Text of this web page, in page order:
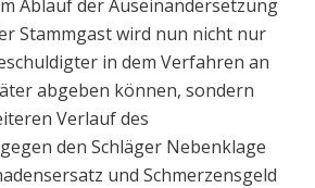
Ablauf der Auseinandersetzung
Stammgast wird nun nicht nur
in dem Verfahren an
abgeben können, sondern
Verlauf des
den Schläger Nebenklage
und Schmerzensgeld